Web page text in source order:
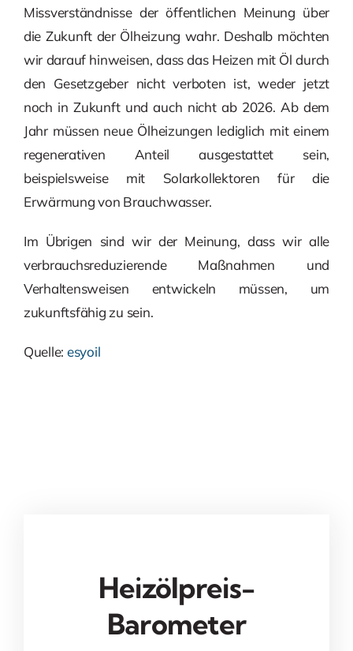
Missverständnisse der öffentlichen Meinung über
die Zukunft der Ölheizung wahr. Deshalb möchten
wir darauf hinweisen, dass das Heizen mit Öl durch
den Gesetzgeber nicht verboten ist, weder jetzt
noch in Zukunft und auch nicht ab 2026. Ab dem
Jahr müssen neue Ölheizungen lediglich mit einem
regenerativen Anteil ausgestattet sein,
beispielsweise mit Solarkollektoren für die
Erwärmung von Brauchwasser.
Im Übrigen sind wir der Meinung, dass wir alle
verbrauchsreduzierende Maßnahmen und
Verhaltensweisen entwickeln müssen, um
zukunftsfähig zu sein.
Quelle: esyoil
Heizölpreis-
Barometer